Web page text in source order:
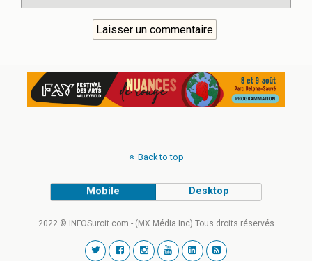
Back to top
Mobile Desktop
2022 © INFOSuroit.com - (MX Média Inc) Tous droits réservés